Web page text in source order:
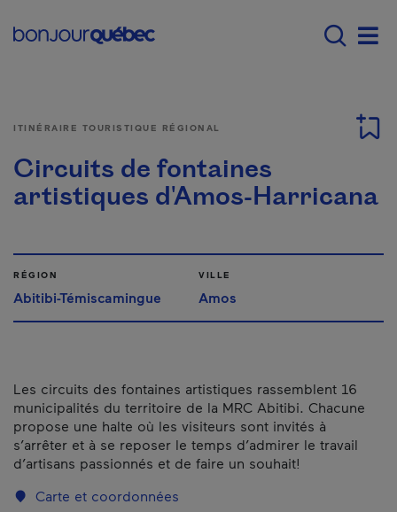
Main navigation -
ITINÉRAIRE TOURISTIQUE RÉGIONAL
Circuits de fontaines
artistiques d'Amos-Harricana
RÉGION
Abitibi-Témiscamingue
VILLE
Amos
Les circuits des fontaines artistiques rassemblent 16
municipalités du territoire de la MRC Abitibi. Chacune
propose une halte où les visiteurs sont invités à
s’arrêter et à se reposer le temps d’admirer le travail
d’artisans passionnés et de faire un souhait!
Carte et coordonnées